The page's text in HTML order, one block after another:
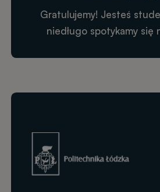
Gratulujemy! Jesteś
niedługo spotykamy się
Obraz